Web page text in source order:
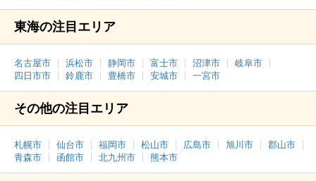
東海の注目エリア
名古屋市 浜松市 静岡市 富士市 沼津市
岐阜市
四日市市
鈴鹿市 豊橋市 安城市 一宮市
その他の注目エリア
札幌市 仙台市 福岡市 松山市 広島市 旭川市
郡山市
青森市
函館市 北九州市 熊本市